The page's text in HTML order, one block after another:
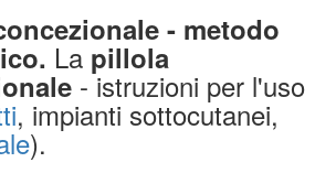
- metodo
La pillola
- istruzioni per l'uso
, impianti sottocutanei,
).